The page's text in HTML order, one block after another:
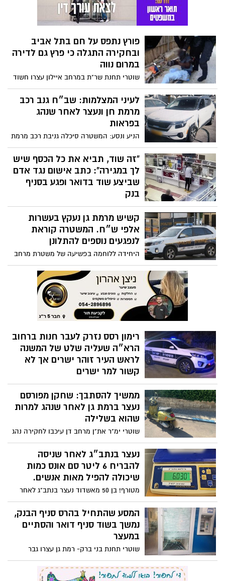
פורץ נתפס על חם בתל אביב
ובחקירה התגלה כי פרץ גם לדירה
במרום נווה
שוטרי תחנת שר"ת במרחב איילון עצרו חשוד
בשעת מעשה בעת שפרץ לדירה בתל אביב.
החקירה הובילה לדירה נוספת שנפרצה ברמת
גן; החשוד גנב מהדירות כסף (11 אלף דולר),
תכשיטים ופלאפונים
לעיני המצלמות: שב״ח גנב רכב
מרמת חן ונעצר לאחר שנהג
בפראות
הניע ונסע: המשטרה סיכלה גניבת רכב מרמת
גן ועצרה את החשוד, שוהה בלתי חוקי לאחר
שניסה להימלט תוך סיכון משתמשי הדרך;
חקירתו הסתיימה והוגש כתב אישום
"זה שוד, תביא את כל הכסף שיש
לך במגירה": כתב אישום נגד אדם
שביצע שוד בדואר ופגע בסניף
בנק
שוטרי תחנת בני ברק- רמת גן עצרו גבר
שביצע שוד בסניף דואר בבני ברק וגרימת נזק
לסניף בנק ברמת גן; החקירה הסתיימה והוגש
נגדו כתב אישום
קשיש מרמת גן נעקץ בעשרות
אלפי ש״ח. המשטרה קוראת
לנפגעים נוספים להתלונן
היחידה ללוחמה בפשיעה של משטרת מרחב
דן עצרה גבר בחשד להונאת קשיש וגניבת
כסף רב מחשבון הבנק שלו; המשטרה קוראת
לקורבנות נוספים שנפגעו מהחשוד ששמו
איציק בסון להגיע ולהגיש תלונה
רימון רסס נזרק לעבר חנות ברחוב
הרא״ה שעליה שלט של המשנה
לראש העיר זוהר ישרים אך לא
קשור למר ישרים
כוחות משטרה רבים עושים דרכם אל עבר
הרחוב המרכזי בעקבות רימון שהושלך
לחנות/משרד ברחוב
ממשיך להסתבך: שחקן מפורסם
נעצר ברמת גן לאחר שנהג למרות
שהוא בשלילה
שוטרי ימ"ר את"ן מרחב דן עיכבו לחקירה נהג
שנמצא בפסילת קצין משטרה לאחר שנתפס
בחשד לנהיגה תחת השפעת אלכוהול בחודש
שעבר ורישיונו נפסל
נעצר בנתב״ג לאחר שניסה
להבריח 6 ליטר סם אונס כמות
שיכולה להפיל מאות אנשים.
מטורף! בן 50 מאשדוד נעצר בנתב"ג לאחר
שניסה להבריח לארץ 6 ליטר של סם אונס.
מדובר בכמות גדולה מאוד של סם אונס, ממנו
מספיקה כמות זעירה כדי להכניס למשקה של
אישה או גבר ולגרום למצב של איבוד חושים.
כקורבן אם הסם החשוד היה מצליח להחדיר
את הסם לארץ
המסע שהתחיל בהרס סניף הבנק,
נמשך בשוד סניף דואר והסתיים
במעצר
שוטרי תחנת בני ברק- רמת גן עצרו גבר
בחשד לביצוע שוד בסניף דואר בבני ברק
וגרימת נזק לסניף בנק ברמת גן